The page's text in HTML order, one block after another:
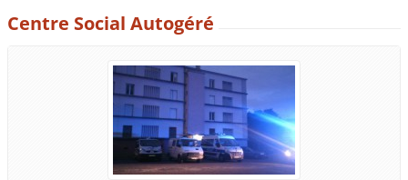
Centre Social Autogéré